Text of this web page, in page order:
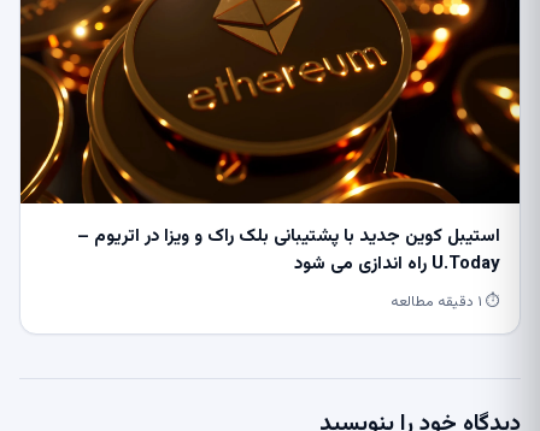
استیبل کوین جدید با پشتیبانی بلک راک و ویزا در اتریوم –
U.Today راه اندازی می شود
⏱ ۱ دقیقه مطالعه